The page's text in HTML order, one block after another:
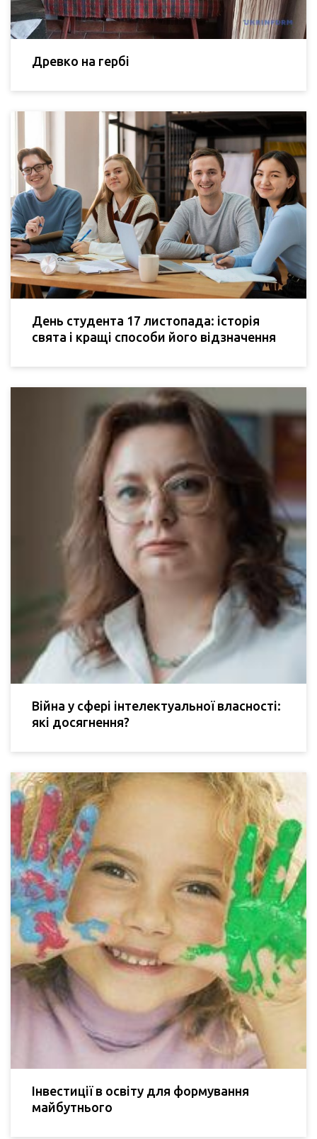
Древко на гербі
День студента 17 листопада: історія
свята і кращі способи його відзначення
Війна у сфері інтелектуальної власності:
які досягнення?
Інвестиції в освіту для формування
майбутнього